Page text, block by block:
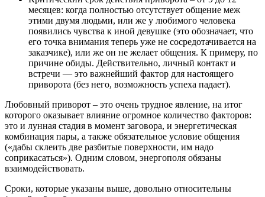
месяцев: когда полностью отсутствует общение меж
этими двумя людьми, или же у любимого человека
появились чувства к иной девушке (это обозначает, что
его точка внимания теперь уже не сосредотачивается на
заказчике), или же он не желает общения. К примеру, по
причине обиды. Действительно, личный контакт и
встречи — это важнейший фактор для настоящего
приворота (без него, возможность успеха падает).
Любовный приворот – это очень трудное явление, на итог
которого оказывает влияние огромное количество факторов:
это и лунная стадия в момент заговора, и энергетическая
комбинация пары, а также обязательное условие общения
(«дабы склеить две разбитые поверхности, им надо
соприкасаться»). Одним словом, энергополя обязаны
взаимодействовать.
Сроки, которые указаны выше, довольно относительны